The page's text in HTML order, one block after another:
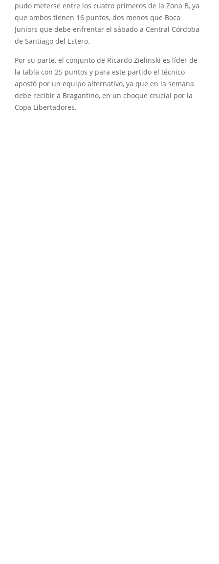
pudo meterse entre los cuatro primeros de la Zona B, ya
que ambos tienen 16 puntos, dos menos que Boca
Juniors que debe enfrentar el sábado a Central Córdoba
de Santiago del Estero.
Por su parte, el conjunto de Ricardo Zielinski es líder de
la tabla con 25 puntos y para este partido el técnico
apostó por un equipo alternativo, ya que en la semana
debe recibir a Bragantino, en un choque crucial por la
Copa Libertadores.